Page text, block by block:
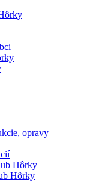
opravy
Hôrky
Hôrky